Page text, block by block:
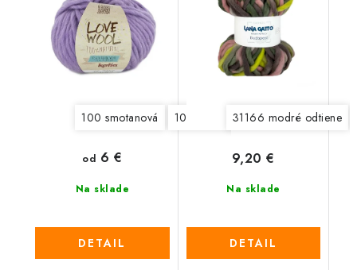
100 smotanová 101 svetlá béžová 102
Na sklade
od 6 €
DETAIL
31166 modré odtiene
Na sklade
9,20 €
DETAIL